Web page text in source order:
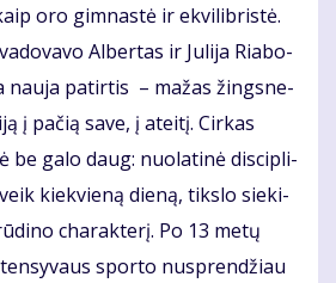
oro gim­nas­tė ir ek­vi­lib­ris­tė.
Al­ber­tas ir Ju­li­ja Ria­bo­
nau­ja pa­tir­tis – ma­žas žings­ne­
į pa­čią sa­ve, į at­ei­tį. Cir­kas
be ga­lo daug: nuo­la­ti­nė dis­cip­li­
kiek­vie­ną die­ną, tiks­lo sie­ki­
cha­rak­te­rį. Po 13 me­tų
spor­to nu­spren­džiau